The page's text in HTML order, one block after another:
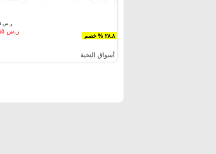
٢٨.٨ % خصم
ر.س ٦.٩٥
ر.س ٤.٩٥
أسواق النخبة